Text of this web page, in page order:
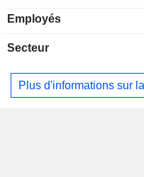
jardinage, des sols
revêtements de sol en
notamment de l’alcool,
chips et des produits à
Employés
Secteur
Plus d'informations sur